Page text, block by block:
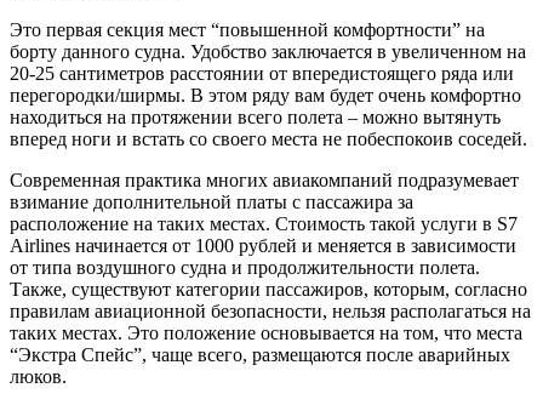
Это первая секция мест “повышенной комфортности” на
борту данного судна. Удобство заключается в увеличенном на
20-25 сантиметров расстоянии от впередистоящего ряда или
перегородки/ширмы. В этом ряду вам будет очень комфортно
находиться на протяжении всего полета – можно вытянуть
вперед ноги и встать со своего места не побеспокоив соседей.
Современная практика многих авиакомпаний подразумевает
взимание дополнительной платы с пассажира за
расположение на таких местах. Стоимость такой услуги в S7
Airlines начинается от 1000 рублей и меняется в зависимости
от типа воздушного судна и продолжительности полета.
Также, существуют категории пассажиров, которым, согласно
правилам авиационной безопасности, нельзя располагаться на
таких местах. Это положение основывается на том, что места
“Экстра Спейс”, чаще всего, размещаются после аварийных
люков.